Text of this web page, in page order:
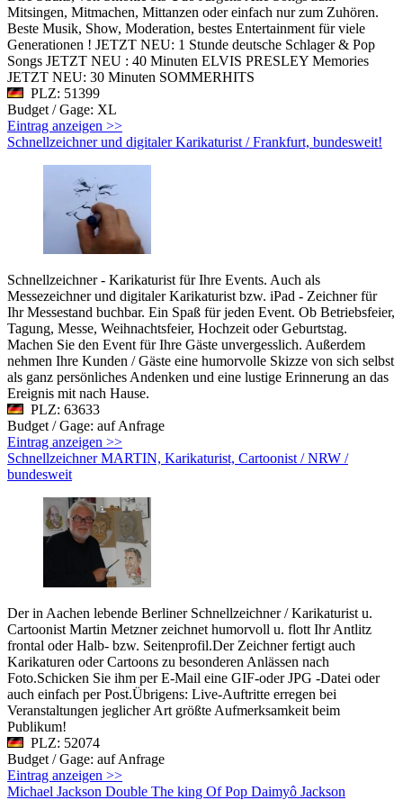
Mitsingen, Mitmachen, Mittanzen oder einfach nur zum Zuhören.
Beste Musik, Show, Moderation, bestes Entertainment für viele
Generationen ! JETZT NEU: 1 Stunde deutsche Schlager & Pop
Songs JETZT NEU : 40 Minuten ELVIS PRESLEY Memories
JETZT NEU: 30 Minuten SOMMERHITS
PLZ: 51399
Budget / Gage: XL
Eintrag anzeigen >>
Schnellzeichner und digitaler Karikaturist / Frankfurt, bundesweit!
Schnellzeichner - Karikaturist für Ihre Events. Auch als
Messezeichner und digitaler Karikaturist bzw. iPad - Zeichner für
Ihr Messestand buchbar. Ein Spaß für jeden Event. Ob Betriebsfeier,
Tagung, Messe, Weihnachtsfeier, Hochzeit oder Geburtstag.
Machen Sie den Event für Ihre Gäste unvergesslich. Außerdem
nehmen Ihre Kunden / Gäste eine humorvolle Skizze von sich selbst
als ganz persönliches Andenken und eine lustige Erinnerung an das
Ereignis mit nach Hause.
PLZ: 63633
Budget / Gage: auf Anfrage
Eintrag anzeigen >>
Schnellzeichner MARTIN, Karikaturist, Cartoonist / NRW /
bundesweit
Der in Aachen lebende Berliner Schnellzeichner / Karikaturist u.
Cartoonist Martin Metzner zeichnet humorvoll u. flott Ihr Antlitz
frontal oder Halb- bzw. Seitenprofil.Der Zeichner fertigt auch
Karikaturen oder Cartoons zu besonderen Anlässen nach
Foto.Schicken Sie ihm per E-Mail eine GIF-oder JPG -Datei oder
auch einfach per Post.Übrigens: Live-Auftritte erregen bei
Veranstaltungen jeglicher Art größte Aufmerksamkeit beim
Publikum!
PLZ: 52074
Budget / Gage: auf Anfrage
Eintrag anzeigen >>
Michael Jackson Double The king Of Pop Daimyô Jackson